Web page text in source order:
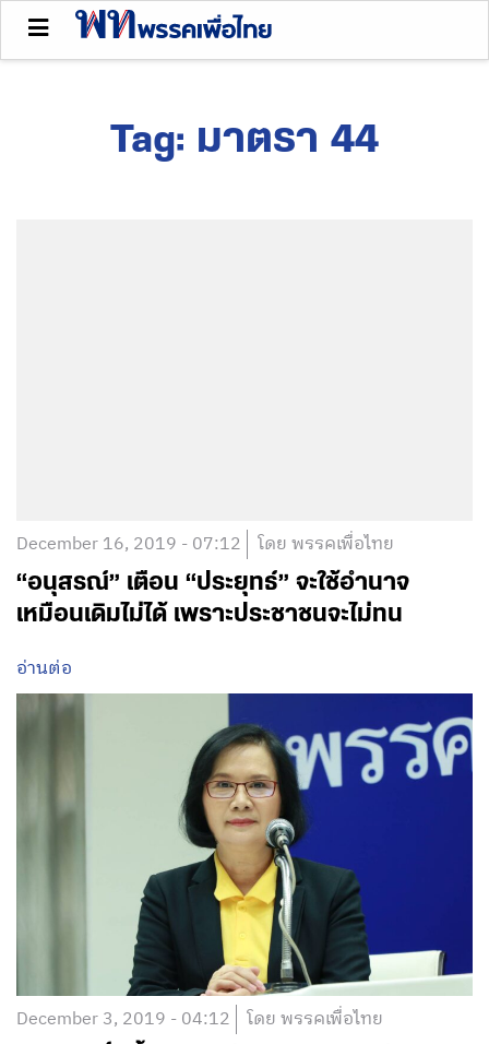
Tag: มาตรา 44
December 16, 2019 - 07:12 โดย พรรคเพื่อไทย
“อนุสรณ์” เตือน “ประยุทธ์” จะใช้อำนาจ
เหมือนเดิมไม่ได้ เพราะประชาชนจะไม่ทน
อ่านต่อ
December 3, 2019 - 04:12 โดย พรรคเพื่อไทย